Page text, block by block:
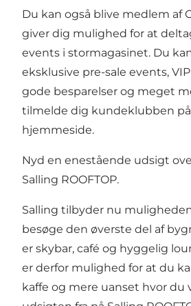
Du kan også blive medlem af
giver dig mulighed for at
events i stormagasinet. Du
eksklusive pre-sale events,
gode besparelser og meget
tilmelde dig kundeklubben på
hjemmeside.
Nyd en enestående udsigt
Salling ROOFTOP.
Salling tilbyder nu
besøge den øverste del af
er skybar, café og hyggelig
er derfor mulighed for at du
kaffe og mere uanset hvor